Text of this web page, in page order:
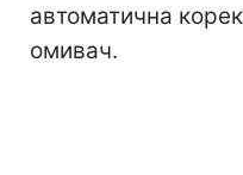
автоматична
омивач.